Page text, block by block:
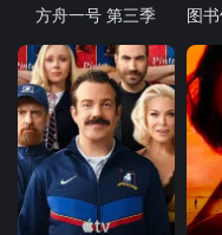
方舟一号 第三季